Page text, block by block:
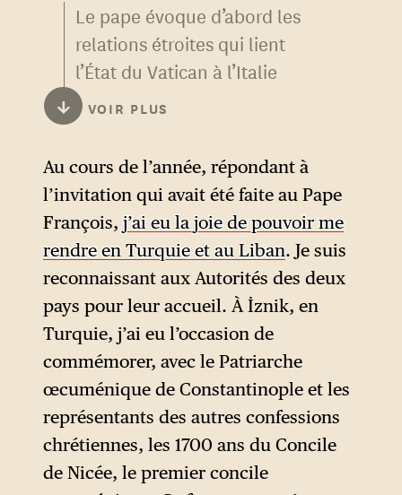
Le pape évoque d’abord les
relations étroites qui lient
l’État du Vatican à l’Italie
depuis les accords du Latran
de 1929, révisés en 1984 avec
les « accords de la Villa
Madame » : en vertu de ces
accords, c’est à la République
italienne qu’il incombe de
garantir la sécurité du
Vatican.
Comme signe de ces bonnes
relations, il mentionne
d’abord l’entrée en vigueur en
2025 d’un accord signé en
2018 qui intègre davantage les
aumôniers militaires
↓ VOIR PLUS
Au cours de l’année, répondant à
l’invitation qui avait été faite au Pape
François, j’ai eu la joie de pouvoir me
rendre en Turquie et au Liban. Je suis
reconnaissant aux Autorités des deux
pays pour leur accueil. À İznik, en
Turquie, j’ai eu l’occasion de
commémorer, avec le Patriarche
œcuménique de Constantinople et les
représentants des autres confessions
chrétiennes, les 1700 ans du Concile
de Nicée, le premier concile